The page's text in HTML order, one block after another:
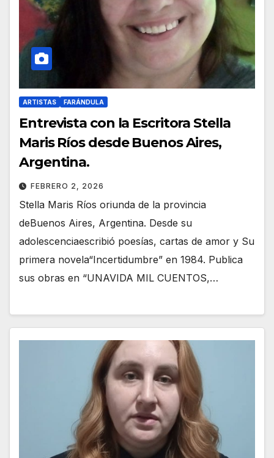
ARTISTAS FARÁNDULA
Entrevista con la Escritora Stella
Maris Ríos desde Buenos Aires,
Argentina.
FEBRERO 2, 2026
Stella Maris Ríos oriunda de la provincia
deBuenos Aires, Argentina. Desde su
adolescenciaescribió poesías, cartas de amor y Su
primera novela“Incertidumbre” en 1984. Publica
sus obras en “UNAVIDA MIL CUENTOS,…